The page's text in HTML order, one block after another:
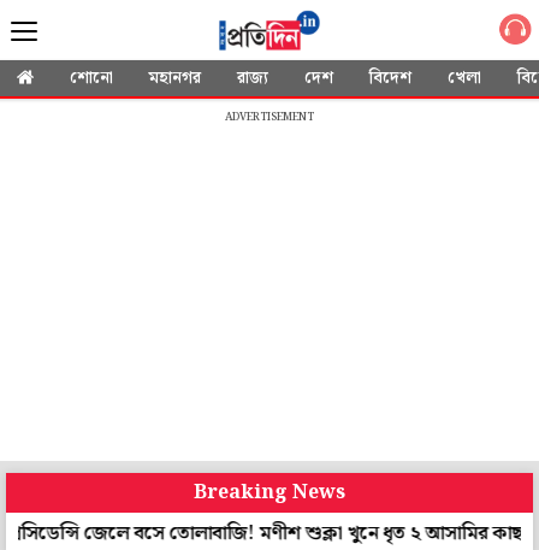
শোনো মহানগর রাজ্য দেশ বিদেশ খেলা
ADVERTISEMENT
Breaking News
তোলাবাজি! মণীশ শুক্লা খুনে ধৃত ২ আসামির কাছ থেকে উদ্ধার মোবাইল